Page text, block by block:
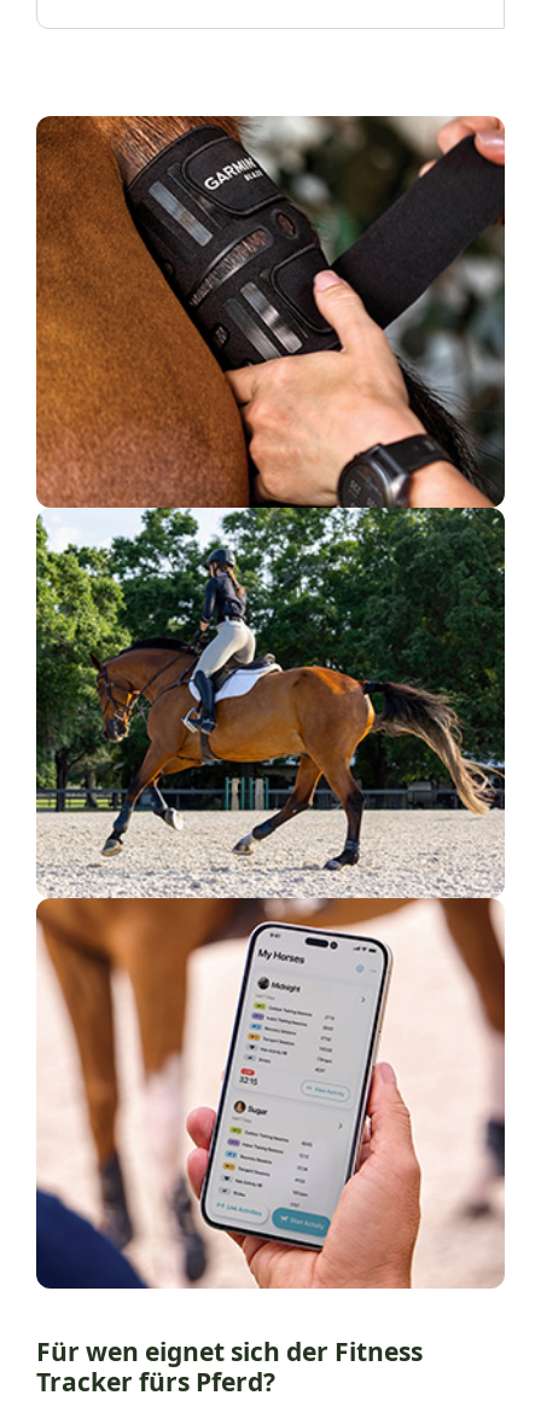
Für wen eignet sich der Fitness
Tracker fürs Pferd?